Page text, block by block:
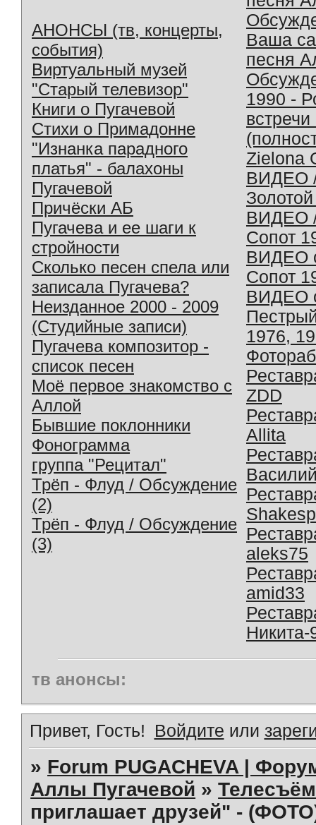
АНОНСЫ (тв, концерты,
события)
Виртуальный музей
"Старый телевизор"
Книги о Пугачевой
Стихи о Примадонне
"Изнанка парадного
платья" - балахоны
Пугачевой
Причёски АБ
Пугачева и ее шаги к
стройности
Сколько песен спела или
записала Пугачева?
Неизданное 2000 - 2009
(Студийные записи)
Пугачева композитор -
список песен
Моё первое знакомство с
Аллой
Бывшие поклонники
Фонограмма
группа "Рецитал"
Трёп - Флуд / Обсуждение
(2)
Трёп - Флуд / Обсуждение
(3)
Ваша
песня
1990 -
Zielona
ВИДЕО
ВИДЕО
Сопот
ВИДЕО
Сопот
ВИДЕО
1976,
ZDD
Allita
aleks75
amid33
Никита-
тв анонсы:
Привет, Гость! Войдите или
» Forum PUGACHEVA |
Аллы Пугачевой »
приглашает друзей" -